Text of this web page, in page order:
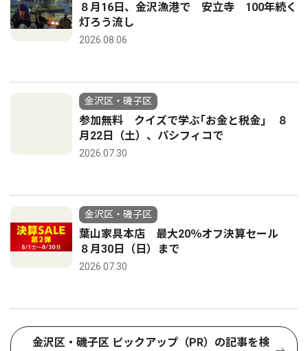
８月16日、金沢漁港で 安立寺 100年続く
灯ろう流し
2026.08.06
金沢区・磯子区
参加無料 クイズで学ぶ｢お金と税金｣ ８
月22日（土）、パシフィコで
2026.07.30
金沢区・磯子区
葉山家具本店 最大20％オフ決算セール
８月30日（日）まで
2026.07.30
金沢区・磯子区 ピックアップ（PR）の記事を検